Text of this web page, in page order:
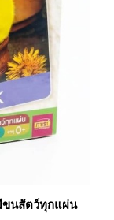
นสัตว์ทุกแผ่น